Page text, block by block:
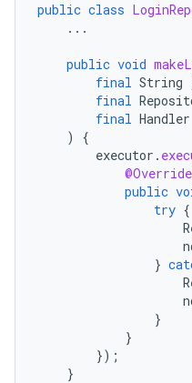
public class
...
public void
final String
final
final Handler
)
{
executor .
@Override
public
try {
}
}
}
});
}